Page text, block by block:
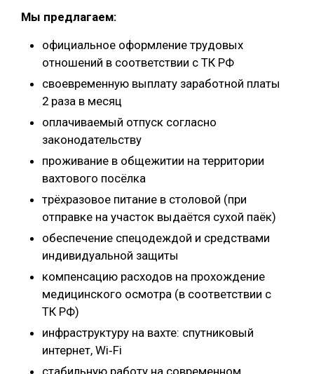
Мы предлагаем:
официальное оформление трудовых
отношений в соответствии с ТК РФ
своевременную выплату заработной платы
2 раза в месяц
оплачиваемый отпуск согласно
законодательству
проживание в общежитии на территории
вахтового посёлка
трёхразовое питание в столовой (при
отправке на участок выдаётся сухой паёк)
обеспечение спецодеждой и средствами
индивидуальной защиты
компенсацию расходов на прохождение
медицинского осмотра (в соответствии с
ТК РФ)
инфраструктуру на вахте: спутниковый
интернет, Wi‑Fi
стабильную работу на современном